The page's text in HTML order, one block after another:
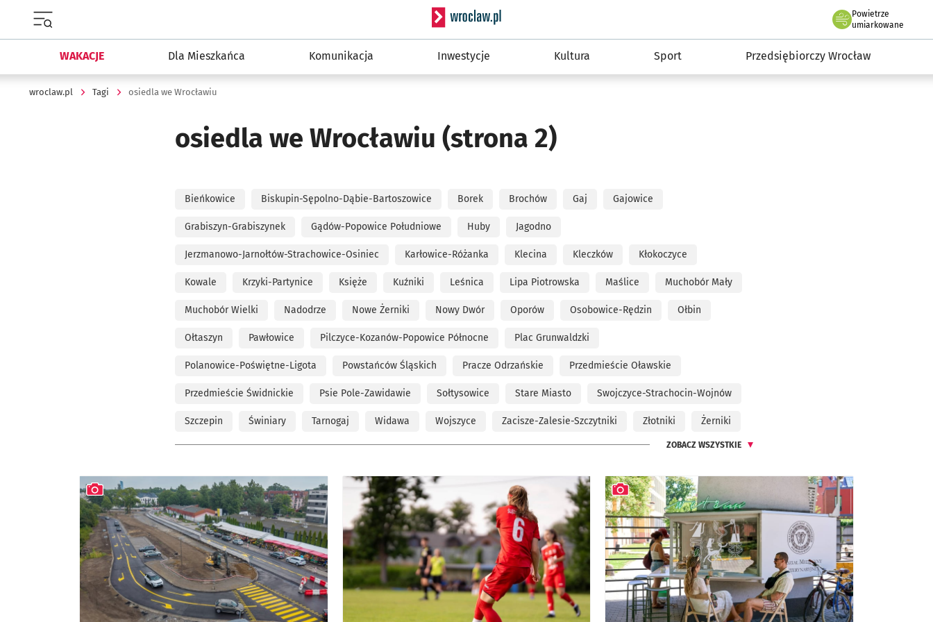
Serwis informacyjny wroclaw.pl
Powietrze
we Wrocławiu
umiarkowane
WAKACJE Dla Mieszkańca Komunikacja Inwestycje Kultura Sport Przedsiębiorczy Wrocław
wroclaw.pl Tagi osiedla we Wrocławiu
osiedla we Wrocławiu (strona 2)
Bieńkowice Biskupin-Sępolno-Dąbie-Bartoszowice Borek Brochów Gaj Gajowice
Grabiszyn-Grabiszynek Gądów-Popowice Południowe Huby Jagodno
Jerzmanowo-Jarnołtów-Strachowice-Osiniec Karłowice-Różanka Klecina Kleczków Kłokoczyce
Kowale Krzyki-Partynice Księże Kuźniki Leśnica Lipa Piotrowska Maślice Muchobór Mały
Muchobór Wielki Nadodrze Nowe Żerniki Nowy Dwór Oporów Osobowice-Rędzin Ołbin
Ołtaszyn Pawłowice Pilczyce-Kozanów-Popowice Północne Plac Grunwaldzki
Polanowice-Poświętne-Ligota Powstańców Śląskich Pracze Odrzańskie Przedmieście Oławskie
Przedmieście Świdnickie Psie Pole-Zawidawie Sołtysowice Stare Miasto Swojczyce-Strachocin-Wojnów
Szczepin Świniary Tarnogaj Widawa Wojszyce Zacisze-Zalesie-Szczytniki Złotniki Żerniki
ZOBACZ WSZYSTKIE